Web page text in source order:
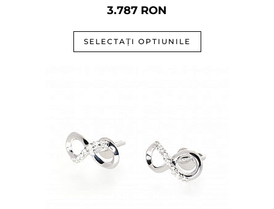
3.787 RON
SELECTAȚI OPTIUNILE